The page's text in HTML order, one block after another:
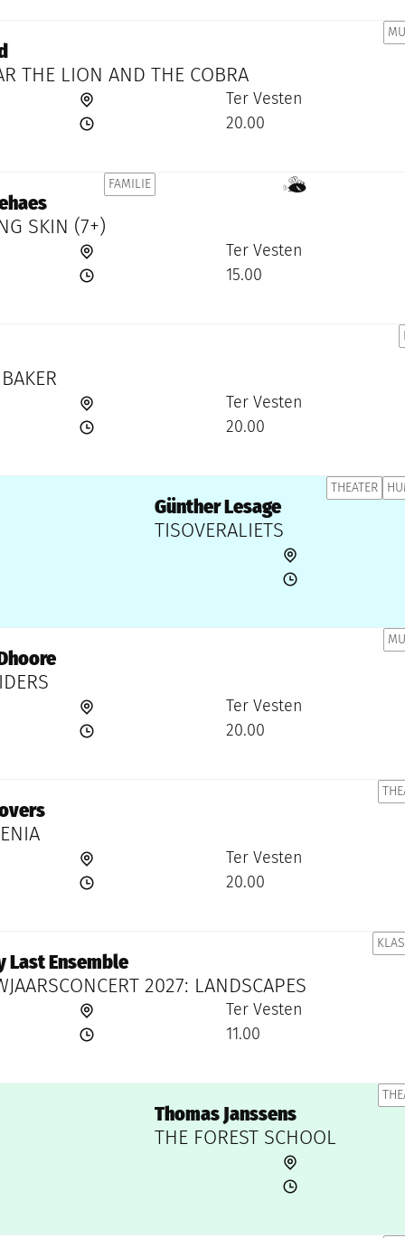
THE LION AND THE COBRA
Ter Vesten
20.00
SKIN (7+)
Ter Vesten
15.00
FAMILIE Samen met kinderen eropuit!
Ter Vesten
20.00
Günther Lesage
TISOVERALIETS
THEATER
Ter Vesten
20.00
Ter Vesten
20.00
Last Ensemble
2027: LANDSCAPES
Ter Vesten
11.00
Thomas Janssens
THE FOREST SCHOOL